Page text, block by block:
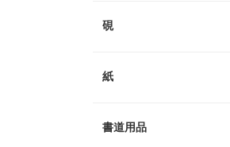
硯
紙
書道用品